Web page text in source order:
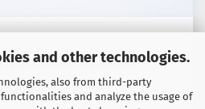
and other technologies.
also from third-party
and analyze the usage of
ja praktilised näpunäited
kohta.